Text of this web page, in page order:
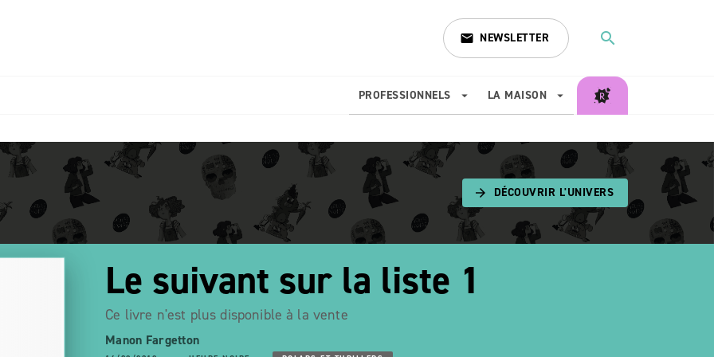
email NEWSLETTER search
PROFESSIONNELS arrow_drop_down LA MAISON arrow_drop_down
search
arrow_forward DÉCOUVRIR L'UNIVERS
Le suivant sur la liste 1
Ce livre n'est plus disponible à la vente
Manon Fargetton